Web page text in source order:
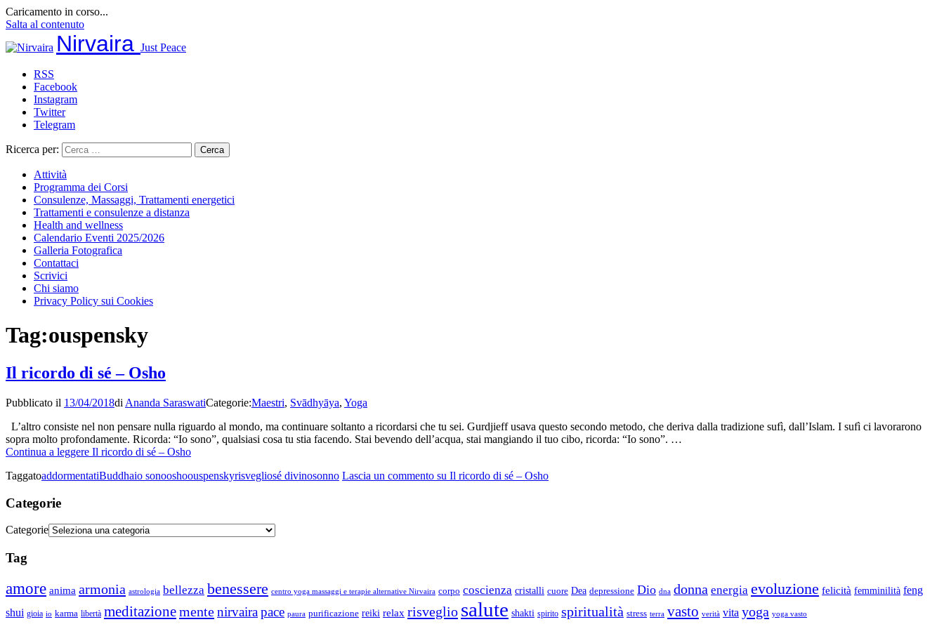
Caricamento in corso...
Salta al contenuto
Nirvaira Just Peace
RSS
Facebook
Instagram
Twitter
Telegram
Ricerca per:
Attività
Programma dei Corsi
Consulenze, Massaggi, Trattamenti energetici
Trattamenti e consulenze a distanza
Health and wellness
Calendario Eventi 2025/2026
Galleria Fotografica
Contattaci
Scrivici
Chi siamo
Privacy Policy sui Cookies
Tag:ouspensky
Il ricordo di sé – Osho
Pubblicato il 13/04/2018di Ananda SaraswatiCategorie:Maestri, Svādhyāya, Yoga
L’altro consiste nel non pensare nulla riguardo al mondo, ma continuare soltanto a ricordarsi che tu sei. Gurdjieff usava questo secondo metodo, che deriva dalla tradizione sufì, dall’Islam. I sufì ci lavorarono
sopra molto profondamente. Ricorda: “Io sono”, qualsiasi cosa tu stia facendo. Stai bevendo dell’acqua, stai mangiando il tuo cibo, ricorda: “Io sono”. …
Continua a leggere Il ricordo di sé – Osho
TaggatoaddormentatiBuddhaio sonooshoouspenskyrisvegliosé divinosonno Lascia un commento su Il ricordo di sé – Osho
Categorie
Categorie
Tag
amore anima armonia astrologia bellezza benessere centro yoga massaggi e terapie alternative Nirvaira corpo coscienza cristalli cuore Dea depressione Dio dna donna energia evoluzione felicità femminilità feng
shui gioia io karma libertà meditazionementenirvairapace paura purificazione reiki relax risveglio salute shakti spirito spiritualità stress terra vasto verità vita yoga yoga vasto